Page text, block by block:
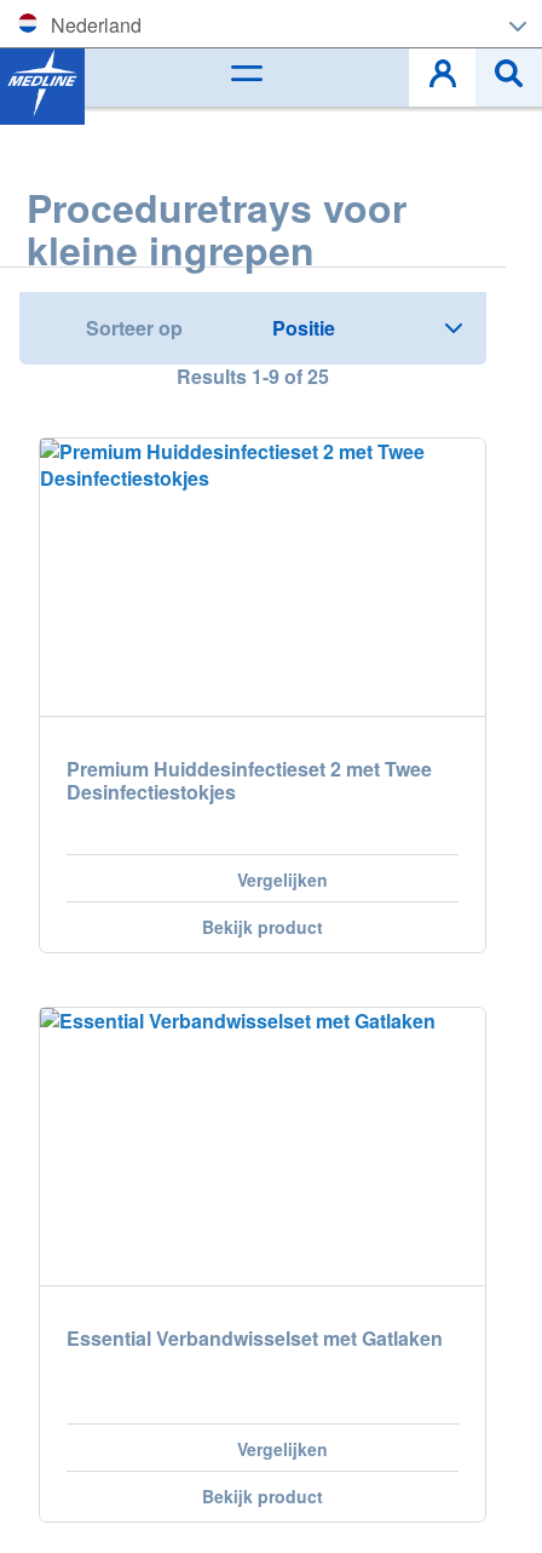
Nederland
Corporate (EN)
Belgique (FR)
Czech
Deutschland
España
Ireland
Slovenská republika
Proceduretrays voor
kleine ingrepen
Sorteer op
Results 1-9of25
Premium Huiddesinfectieset 2 met Twee
Desinfectiestokjes
Vergelijken
Bekijk product
Essential Verbandwisselset met Gatlaken
Vergelijken
Bekijk product